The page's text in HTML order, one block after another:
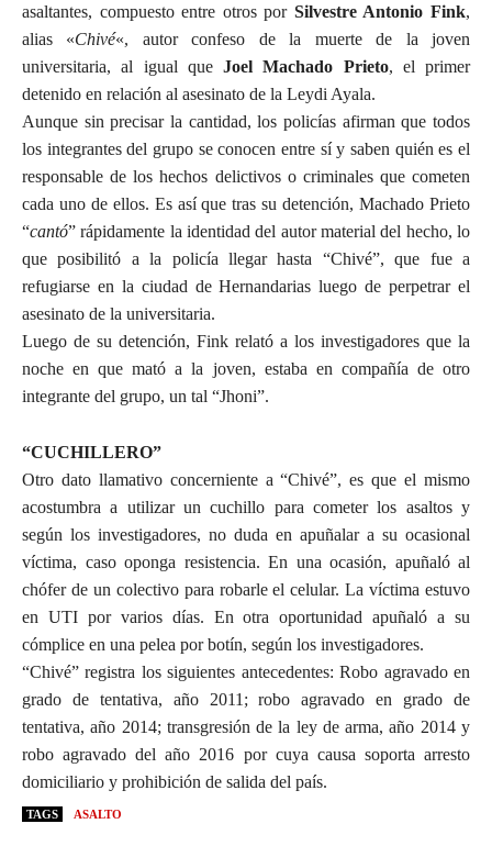
asaltantes, compuesto entre otros porSilvestre Antonio Fink,
alias «Chivé«, autor confeso de la muerte de la joven
universitaria, al igual que Joel Machado Prieto, el primer
detenido en relación al asesinato de la Leydi Ayala.
Aunque sin precisar la cantidad, los policías afirman que todos
los integrantes del grupo se conocen entre sí y saben quién es el
responsable de los hechos delictivos o criminales que cometen
cada uno de ellos. Es así que tras su detención, Machado Prieto
“cantó” rápidamente la identidad del autor material del hecho, lo
que posibilitó a la policía llegar hasta “Chivé”, que fue a
refugiarse en la ciudad de Hernandarias luego de perpetrar el
asesinato de la universitaria.
Luego de su detención, Fink relató a los investigadores que la
noche en que mató a la joven, estaba en compañía de otro
integrante del grupo, un tal “Jhoni”.
“CUCHILLERO”
Otro dato llamativo concerniente a “Chivé”, es que el mismo
acostumbra a utilizar un cuchillo para cometer los asaltos y
según los investigadores, no duda en apuñalar a su ocasional
víctima, caso oponga resistencia. En una ocasión, apuñaló al
chófer de un colectivo para robarle el celular. La víctima estuvo
en UTI por varios días. En otra oportunidad apuñaló a su
cómplice en una pelea por botín, según los investigadores.
“Chivé” registra los siguientes antecedentes: Robo agravado en
grado de tentativa, año 2011; robo agravado en grado de
tentativa, año 2014; transgresión de la ley de arma, año 2014 y
robo agravado del año 2016 por cuya causa soporta arresto
domiciliario y prohibición de salida del país.
TAGS ASALTO